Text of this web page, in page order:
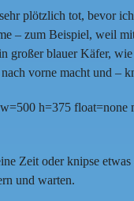
plötzlich tot, bevor
– zum Beispiel, weil
großer blauer Käfer,
vorne macht und –
h=375 float=none
Zeit oder knipse etwas
und warten.